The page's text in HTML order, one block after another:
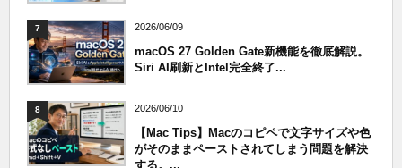
7 2026/06/09
macOS 27 Golden Gate新機能を徹底解説。
Siri AI刷新とIntel完全終了...
8 2026/06/10
【Mac Tips】Macのコピペで文字サイズや色
がそのままペーストされてしまう問題を解決
する。...